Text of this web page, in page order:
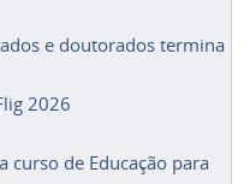
e doutorados termina
2026
curso de Educação para